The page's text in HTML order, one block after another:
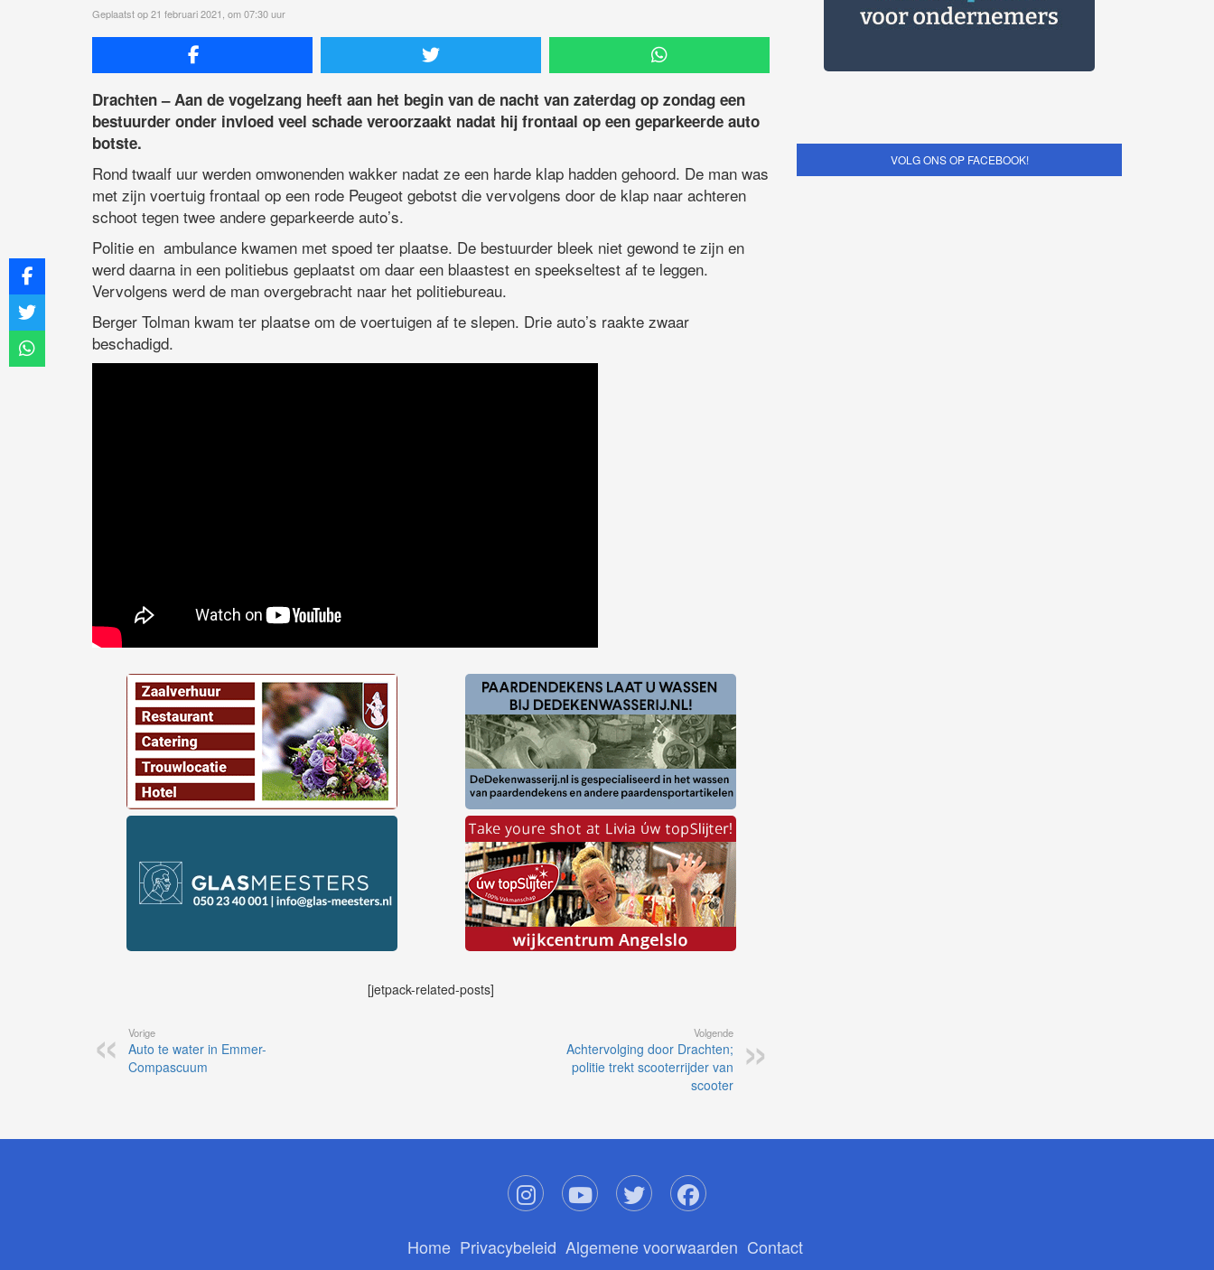
Geplaatst op 21 februari 2021, om 07:30 uur
Drachten – Aan de vogelzang heeft aan het begin van de nacht van zaterdag op zondag een
bestuurder onder invloed veel schade veroorzaakt nadat hij frontaal op een geparkeerde auto
botste.
Rond twaalf uur werden omwonenden wakker nadat ze een harde klap hadden gehoord. De man was
met zijn voertuig frontaal op een rode Peugeot gebotst die vervolgens door de klap naar achteren
schoot tegen twee andere geparkeerde auto’s.
Politie en ambulance kwamen met spoed ter plaatse. De bestuurder bleek niet gewond te zijn en
werd daarna in een politiebus geplaatst om daar een blaastest en speekseltest af te leggen.
Vervolgens werd de man overgebracht naar het politiebureau.
Berger Tolman kwam ter plaatse om de voertuigen af te slepen. Drie auto’s raakte zwaar
beschadigd.
[jetpack-related-posts]
Vorige
Auto te water in Emmer-
Compascuum
Volgende
Achtervolging door Drachten;
politie trekt scooterrijder van
scooter
VOLG ONS OP FACEBOOK!
Home Privacybeleid Algemene voorwaarden Contact